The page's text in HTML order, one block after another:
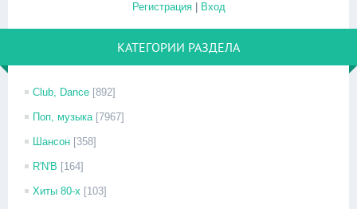
Регистрация| Вход
КАТЕГОРИИ РАЗДЕЛА
Club, Dance [892]
Поп, музыка [7967]
Шансон [358]
R'N'B [164]
Хиты 80-х [103]